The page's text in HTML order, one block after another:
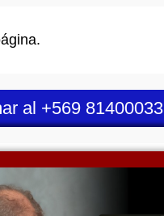
al +569 81400033